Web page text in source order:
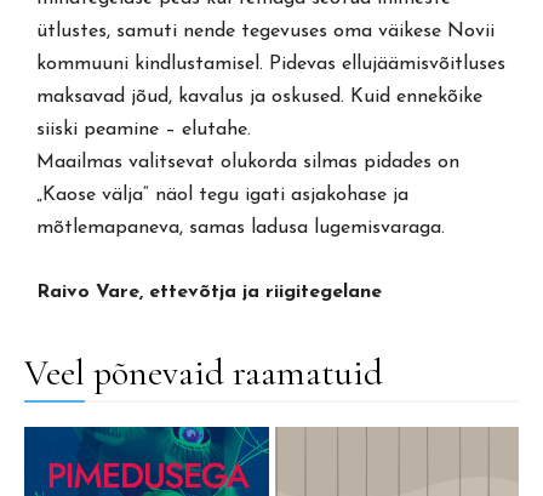
ütlustes, samuti nende tegevuses oma väikese Novii
kommuuni kindlustamisel. Pidevas ellujäämisvõitluses
maksavad jõud, kavalus ja oskused. Kuid ennekõike
siiski peamine – elutahe.
Maailmas valitsevat olukorda silmas pidades on
„Kaose välja“ näol tegu igati asjakohase ja
mõtlemapaneva, samas ladusa lugemisvaraga.
Raivo Vare, ettevõtja ja riigitegelane
Veel põnevaid raamatuid